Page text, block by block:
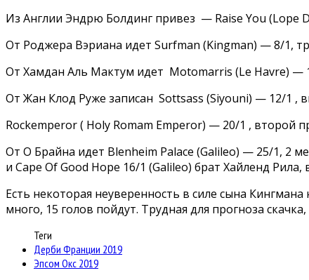
Из Англии Эндрю Болдинг привез — Raise You (Lope
От Роджера Вэриана идет Surfman (Kingman) — 8/1,
От Хамдан Аль Мактум идет Motomarris (Le Havre) —
От Жан Клод Руже записан Sottsass (Siyouni) — 12/1 ,
Rockemperor ( Holy Romam Emperor) — 20/1 , второй
От О Брайна идет Blenheim Palace (Galileo) — 25/1, 2
и Cape Of Good Hope 16/1 (Galileo) брат Хайленд
Есть некоторая неуверенность в силе сына
много, 15 голов пойдут. Трудная для прогноза
Теги
Дерби Франции 2019
Эпсом Окс 2019